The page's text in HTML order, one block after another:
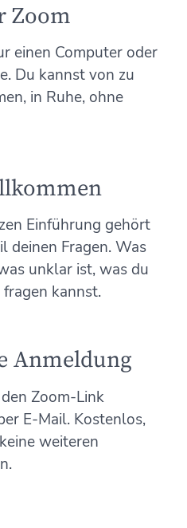
Zoom
einen Computer oder
Du kannst von zu
in Ruhe, ohne
Einführung gehört
deinen Fragen. Was
unklar ist, was du
kannst.
Anmeldung
Zoom-Link
E-Mail. Kostenlos,
weiteren